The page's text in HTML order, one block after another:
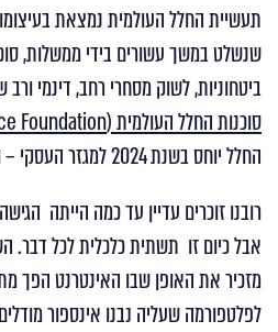
תעשיית החלל העולמית נמצאת
שנשלט במשך עשורים בידי ממשלות,
ביטחוניות, לשוק מסחרי רחב, דינמי ורב
סוכנות החלל העולמית (Space Foundation)
החלל יוחס בשנת 2024 למגזר העסקי – ורק 22% למגזר הממשלתי.
רובנו זוכרים עדיין עד כמה הייתה
אבל כיום זו תשתית כלכלית לכל דבר.
מזכיר את האופן שבו האינטרנט הפך
לפלטפורמה שעליה נבנו אינספור